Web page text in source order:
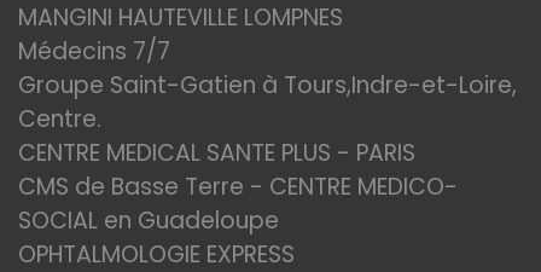
MANGINI HAUTEVILLE LOMPNES
Médecins 7/7
Groupe Saint-Gatien à Tours,Indre-et-Loire,
Centre.
CENTRE MEDICAL SANTE PLUS - PARIS
CMS de Basse Terre - CENTRE MEDICO-
SOCIAL en Guadeloupe
OPHTALMOLOGIE EXPRESS